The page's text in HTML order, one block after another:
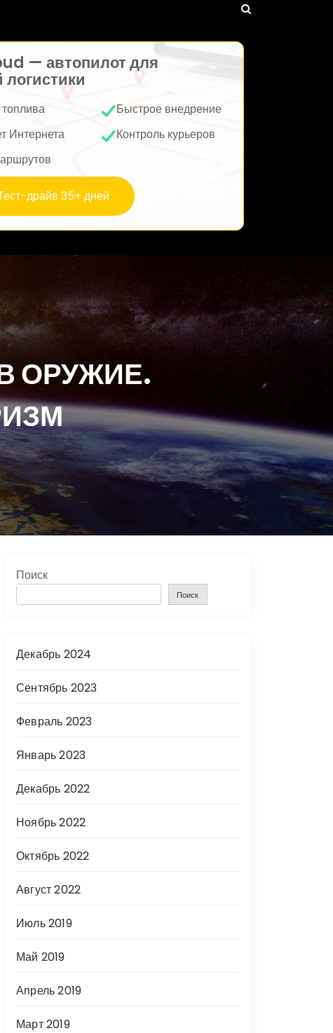
— автопилот для
логистики
Быстрое внедрение
Интернета
Контроль курьеров
драйв 35+ дней
ОРУЖИЕ.
Поиск
Поиск
Декабрь 2024
Сентябрь 2023
Февраль 2023
Январь 2023
Декабрь 2022
Ноябрь 2022
Октябрь 2022
Август 2022
Июль 2019
Май 2019
Апрель 2019
Март 2019